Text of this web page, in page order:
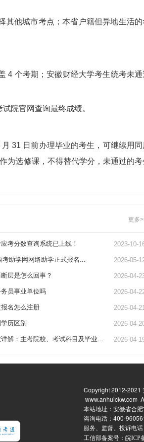
其他城市考点；本省户籍但异地生活的
4 个考期；安徽财经大学考生统考未通
院官网查询最终成绩。
31 日前办理毕业的考生，可继续用
为选修课，不得替代学分，未通过的
更多
考分数查询系统已上线！ 2023-10-
助学网网络助学正式报名... 2026-05-
层是怎么回事？ 2026-04-
员事业单位吗 2026-04-
名怎么注册 2026-04-
历区别 2026-04-
解：主考院校、考试科目及毕业... 2026-04-
Copyright 2012-2021
www.anhuickw.com
本站地址： 安徽省合
咨询电话： 400-
服务、监督、投诉电
工信部备案号： 皖ICP